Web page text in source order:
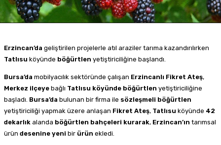
Erzincan’da geliştirilen projelerle atıl araziler tarıma kazandırılırken
Tatlısu köyünde böğürtlen yetiştiriciliğine başlandı.
Bursa’da mobilyacılık sektöründe çalışan Erzincanlı Fikret Ateş,
Merkez ilçeye bağlı Tatlısu köyünde böğürtlen yetiştiriciliğine
başladı. Bursa’da bulunan bir firma ile sözleşmeli böğürtlen
yetiştiriciliği yapmak üzere anlaşan Fikret Ateş, Tatlısu köyünde 42
dekarlık alanda böğürtlen bahçeleri kurarak, Erzincan’ın tarımsal
ürün desenine yeni bir ürün ekledi.